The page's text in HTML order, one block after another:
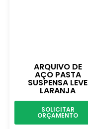
ARQUIVO DE
AÇO PASTA
SUSPENSA LEVE
LARANJA
SOLICITAR
ORÇAMENTO